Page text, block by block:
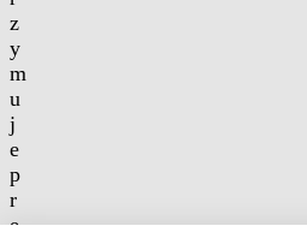
z
y
m
u
j
e
p
r
ę